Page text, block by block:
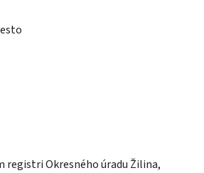
registri Okresného úradu Žilina,